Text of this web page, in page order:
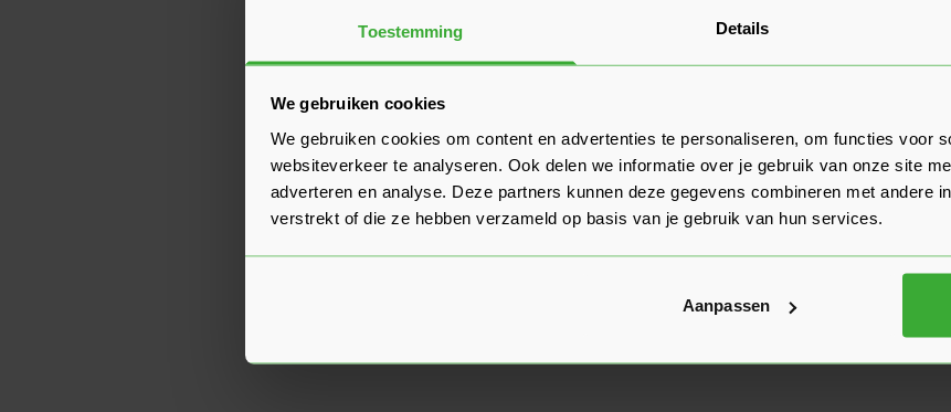
Toestemming Details
We gebruiken cookies
We gebruiken cookies om content en advertenties te personaliseren, om functies voor
websiteverkeer te analyseren. Ook delen we informatie over je gebruik van onze site
adverteren en analyse. Deze partners kunnen deze gegevens combineren met andere
verstrekt of die ze hebben verzameld op basis van je gebruik van hun services.
Aanpassen